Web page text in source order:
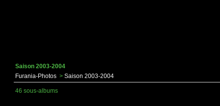
Saison 2003-2004
Furania-Photos > Saison 2003-2004
46 sous-albums